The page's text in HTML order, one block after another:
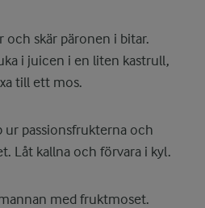
och skär päronen i bitar.
i juicen i en liten kastrull,
till ett mos.
ur passionsfrukterna och
Låt kallna och förvara i kyl.
med fruktmoset.